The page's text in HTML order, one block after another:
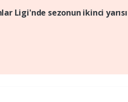
Ligi'nde sezonun ikinci